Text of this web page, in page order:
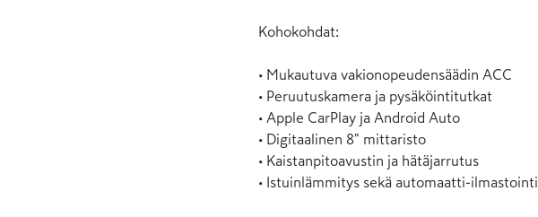
Kohokohdat:
• Mukautuva vakionopeudensäädin ACC
• Peruutuskamera ja pysäköintitutkat
• Apple CarPlay ja Android Auto
• Digitaalinen 8" mittaristo
• Kaistanpitoavustin ja hätäjarrutus
• Istuinlämmitys sekä automaatti-ilmastointi